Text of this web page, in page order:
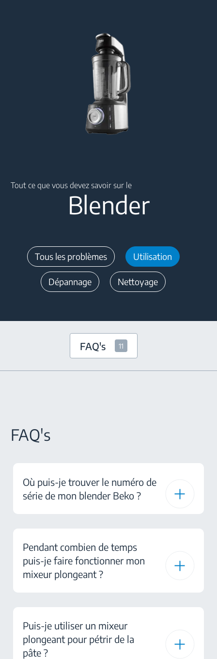
Tout ce que vous devez savoir sur le
Blender
Tous les problèmes Utilisation
Dépannage Nettoyage
FAQ's 11
FAQ's
Où puis-je trouver le numéro de
série de mon blender Beko ?
Pendant combien de temps
puis-je faire fonctionner mon
mixeur plongeant ?
Puis-je utiliser un mixeur
plongeant pour pétrir de la
pâte ?